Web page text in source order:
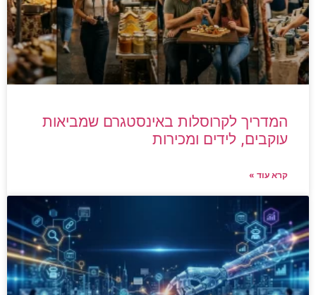
המדריך לקרוסלות באינסטגרם שמביאות
עוקבים, לידים ומכירות
קרא עוד »